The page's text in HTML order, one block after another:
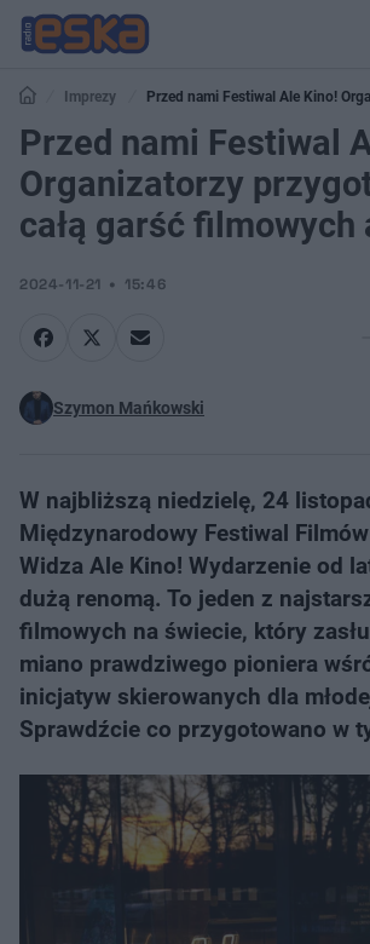
Imprezy
Przed nami Festiwal Ale Kino!
całą garść filmowych atrakcji
Przed nami Festiwal
Organizatorzy
całą garść filmowych
2024-11-21 15:46
Szymon Mańkowski
W najbliższą niedzielę, 24
Międzynarodowy Festiwal
Widza Ale Kino! Wydarzenie od
dużą renomą. To jeden z
filmowych na świecie, który
miano prawdziwego pioniera
inicjatyw skierowanych dla
Sprawdźcie co przygotowano w